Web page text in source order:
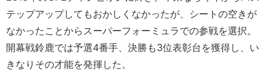
テップアップしてもおかしくなかったが、シートの空きが
なかったことからスーパーフォーミュラでの参戦を選択。
開幕戦鈴鹿では予選4番手、決勝も3位表彰台を獲得し、い
きなりその才能を発揮した。